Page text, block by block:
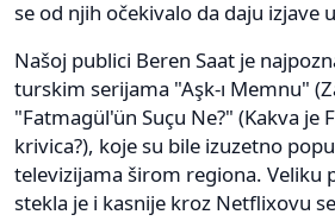
se od njih očekivalo da daju izjave
Našoj publici Beren Saat je
turskim serijama "Aşk-ı Memnu"
"Fatmagül'ün Suçu Ne?" (Kakva je
krivica?), koje su bile izuzetno
televizijama širom regiona. Veliku
stekla je i kasnije kroz Netflixovu